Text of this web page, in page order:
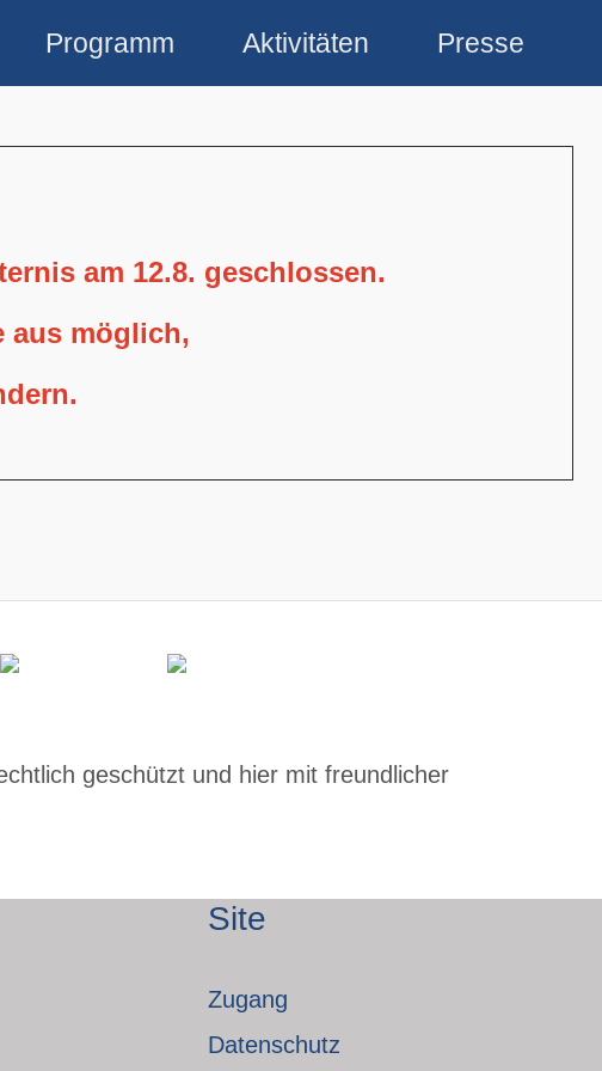
Programm Aktivitäten Presse
am 12.8. geschlossen.
aus möglich,
geschützt und hier mit freundlicher
Site
Zugang
Datenschutz